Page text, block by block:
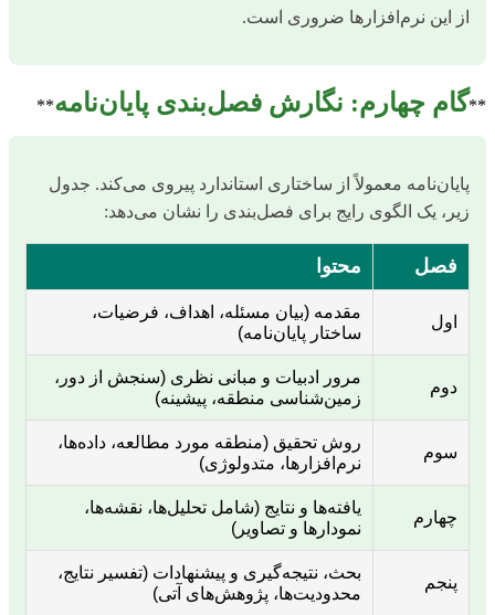
از این نرم‌افزارها ضروری است.
**گام چهارم: نگارش فصل‌بندی پایان‌نامه**
پایان‌نامه معمولاً از ساختاری استاندارد پیروی می‌کند. جدول
زیر، یک الگوی رایج برای فصل‌بندی را نشان می‌دهد:
فصل محتوا
اول
مقدمه (بیان مسئله، اهداف، فرضیات،
ساختار پایان‌نامه)
دوم
مرور ادبیات و مبانی نظری (سنجش از دور،
زمین‌شناسی منطقه، پیشینه)
سوم
روش تحقیق (منطقه مورد مطالعه، داده‌ها،
نرم‌افزارها، متدولوژی)
چهارم
یافته‌ها و نتایج (شامل تحلیل‌ها، نقشه‌ها،
نمودارها و تصاویر)
پنجم
بحث، نتیجه‌گیری و پیشنهادات (تفسیر نتایج،
محدودیت‌ها، پژوهش‌های آتی)